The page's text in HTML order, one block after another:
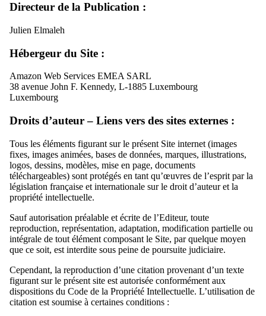
Directeur de la Publication :
Julien Elmaleh
Hébergeur du Site :
Amazon Web Services EMEA SARL
38 avenue John F. Kennedy, L-1885 Luxembourg
Luxembourg
Droits d’auteur – Liens vers des sites externes :
Tous les éléments figurant sur le présent Site internet (images
fixes, images animées, bases de données, marques, illustrations,
logos, dessins, modèles, mise en page, documents
téléchargeables) sont protégés en tant qu’œuvres de l’esprit par la
législation française et internationale sur le droit d’auteur et la
propriété intellectuelle.
Sauf autorisation préalable et écrite de l’Editeur, toute
reproduction, représentation, adaptation, modification partielle ou
intégrale de tout élément composant le Site, par quelque moyen
que ce soit, est interdite sous peine de poursuite judiciaire.
Cependant, la reproduction d’une citation provenant d’un texte
figurant sur le présent site est autorisée conformément aux
dispositions du Code de la Propriété Intellectuelle. L’utilisation de
citation est soumise à certaines conditions :